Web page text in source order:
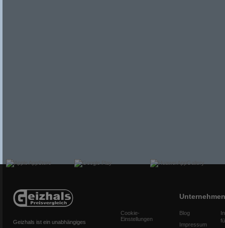
Geizhals ist ein unabhängiges
Cookie-
Einstellungen
Unternehmen
Blog
Impressum